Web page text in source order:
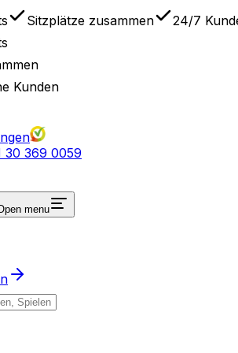
Sitzplätze zusammen
24/7
Kunden
30 369 0059
menu